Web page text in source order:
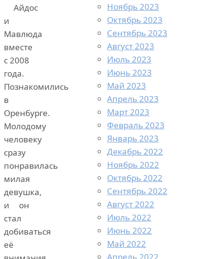
Айдос
и
Мавлюда
вместе
с 2008
года.
Познакомились
в
Оренбурге.
Молодому
человеку
сразу
понравилась
милая
девушка,
и он
стал
добиваться
её
Ноябрь 2023
Октябрь 2023
Сентябрь 2023
Август 2023
Июль 2023
Июнь 2023
Май 2023
Апрель 2023
Март 2023
Февраль 2023
Январь 2023
Декабрь 2022
Ноябрь 2022
Октябрь 2022
Сентябрь 2022
Август 2022
Июль 2022
Июнь 2022
Май 2022
Апрель 2022